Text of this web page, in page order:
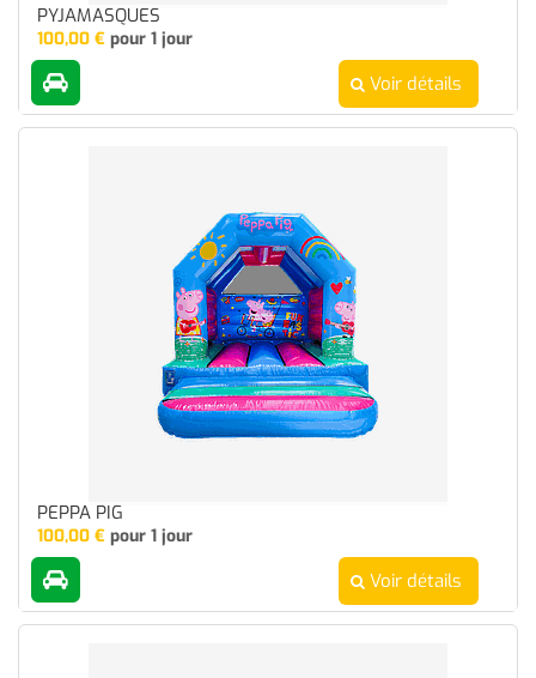
PYJAMASQUES
100,00 € pour 1 jour
Voir détails
PEPPA PIG
100,00 € pour 1 jour
Voir détails